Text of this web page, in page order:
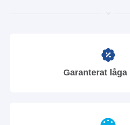
Garanterat låga